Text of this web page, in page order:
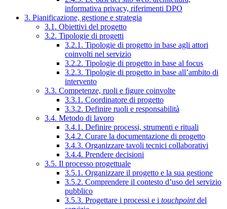
informativa privacy, riferimenti DPO
3. Pianificazione, gestione e strategia
3.1. Obiettivi del progetto
3.2. Tipologie di progetti
3.2.1. Tipologie di progetto in base agli attori
coinvolti nel servizio
3.2.2. Tipologie di progetto in base al focus
3.2.3. Tipologie di progetto in base all’ambito di
intervento
3.3. Competenze, ruoli e figure coinvolte
3.3.1. Coordinatore di progetto
3.3.2. Definire ruoli e responsabilità
3.4. Metodo di lavoro
3.4.1. Definire processi, strumenti e rituali
3.4.2. Curare la documentazione di progetto
3.4.3. Organizzare tavoli tecnici collaborativi
3.4.4. Prendere decisioni
3.5. Il processo progettuale
3.5.1. Organizzare il progetto e la sua gestione
3.5.2. Comprendere il contesto d’uso del servizio
pubblico
3.5.3. Progettare i processi e i touchpointdel